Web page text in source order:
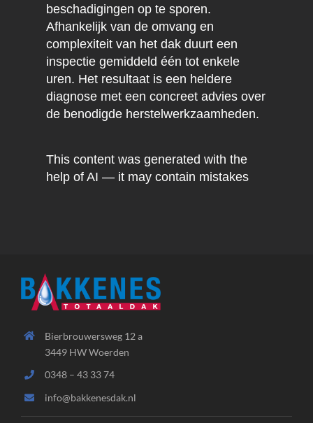
beschadigingen op te sporen.
Afhankelijk van de omvang en
complexiteit van het dak duurt een
inspectie gemiddeld één tot enkele
uren. Het resultaat is een heldere
diagnose met een concreet advies over
de benodigde herstelwerkzaamheden.
This content was generated with the
help of AI — it may contain mistakes
Bierbrouwersweg 12 a
3449 HW Woerden
0348 – 43 33 74
info@bakkenesdak.nl